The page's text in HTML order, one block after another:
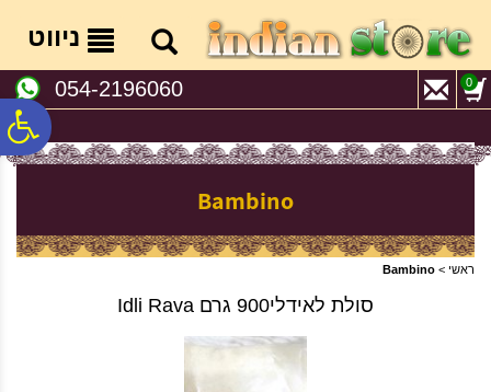
נגישות
אתר
המרכזי
ניווט
054-2196060 0
Bambino
ראשי >
Bambino
סולת לאידלי900 גרם Idli Rava